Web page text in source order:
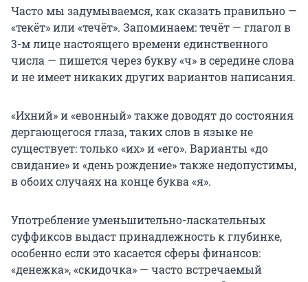
Часто мы задумываемся, как сказать правильно —
«текёт» или «течёт». Запоминаем: течёт — глагол в
3-м лице настоящего времени единственного
числа — пишется через букву «ч» в середине слова
и не имеет никаких других вариантов написания.
«Ихний» и «евонный» также доводят до состояния
дергающегося глаза, таких слов в языке не
существует: только «их» и «его». Варианты «до
свидание» и «день рождение» также недопустимы,
в обоих случаях на конце буква «я».
Употребление уменьшительно-ласкательных
суффиксов выдаст принадлежность к глубинке,
особенно если это касается сферы финансов:
«денежка», «скидочка» — часто встречаемый